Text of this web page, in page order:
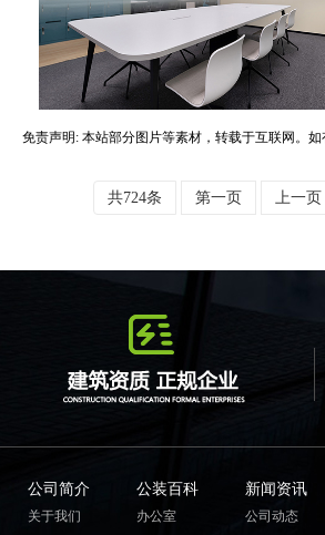
免责声明: 本站部分图片等素材，转载于互联网。如
共724条 第一页 上一页
公司简介
关于我们
公装百科
办公室
新闻资讯
公司动态